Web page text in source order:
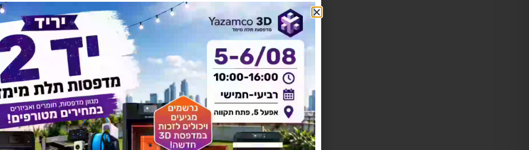
להורדת קטלוג לחץ כאן
יש לך שאלה על המוצר?
לחץ כאן ונציגנו יחזרו אליך בהקדם!